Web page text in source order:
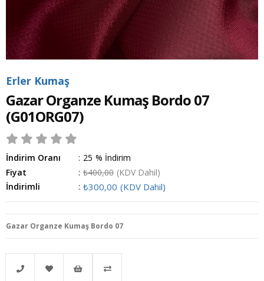
Erler Kumaş
Gazar Organze Kumaş Bordo 07
(G01ORG07)
İndirim Oranı : %
25
İndirim
Fiyat
: ₺400,00 (KDV Dahil)
İndirimli
: ₺300,00 (KDV Dahil)
Gazar Organze Kumaş Bordo 07